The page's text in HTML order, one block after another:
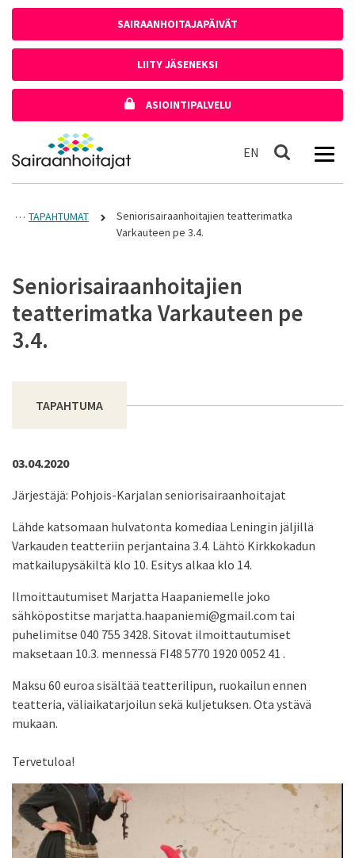
SAIRAANHOITAJAPÄIVÄT
LIITY JÄSENEKSI
ASIOINTIPALVELU
Etusivulle
EN In English
Haku
TAPAHTUMAT
Seniorisairaanhoitajien teatterimatka
Varkauteen pe 3.4.
Seniorisairaanhoitajien
teatterimatka Varkauteen pe
3.4.
TAPAHTUMA
03.04.2020
Järjestäjä: Pohjois-Karjalan seniorisairaanhoitajat
Lähde katsomaan hulvatonta komediaa Leningin jäljillä
Varkauden teatteriin perjantaina 3.4. Lähtö Kirkkokadun
matkailupysäkiltä klo 10. Esitys alkaa klo 14.
Ilmoittautumiset Marjatta Haapaniemelle joko
sähköpostitse marjatta.haapaniemi@gmail.com tai
puhelimitse 040 755 3428. Sitovat ilmoittautumiset
maksetaan 10.3. mennessä FI48 5770 1920 0052 41 .
Maksu 60 euroa sisältää teatterilipun, ruokailun ennen
teatteria, väliaikatarjoilun sekä kuljetuksen. Ota ystävä
mukaan.
Tervetuloa!